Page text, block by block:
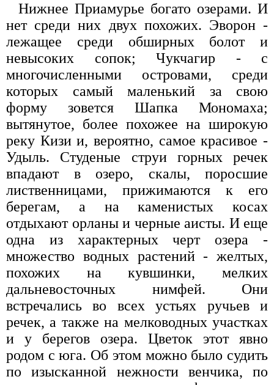
Нижнее Приамурье богато озерами. И
нет среди них двух похожих. Эворон -
лежащее среди обширных болот и
невысоких сопок; Чукчагир - с
многочисленными островами, среди
которых самый маленький за свою
форму зовется Шапка Мономаха;
вытянутое, более похожее на широкую
реку Кизи и, вероятно, самое красивое -
Удыль. Студеные струи горных речек
впадают в озеро, скалы, поросшие
лиственницами, прижимаются к его
берегам, а на каменистых косах
отдыхают орланы и черные аисты. И еще
одна из характерных черт озера -
множество водных растений - желтых,
похожих на кувшинки, мелких
дальневосточных нимфей. Они
встречались во всех устьях ручьев и
речек, а также на мелководных участках
и у берегов озера. Цветок этот явно
родом с юга. Об этом можно было судить
по изысканной нежности венчика, по